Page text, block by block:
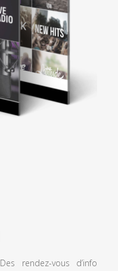
rendez-vous d’info